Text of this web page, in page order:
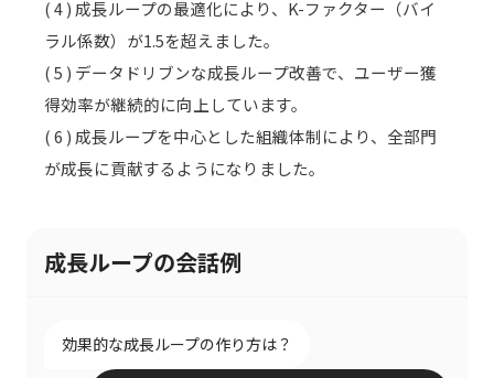
( 4 ) 成長ループの最適化により、K-ファクター（バイ
ラル係数）が1.5を超えました。
( 5 ) データドリブンな成長ループ改善で、ユーザー獲
得効率が継続的に向上しています。
( 6 ) 成長ループを中心とした組織体制により、全部門
が成長に貢献するようになりました。
成長ループの会話例
効果的な成長ループの作り方は？